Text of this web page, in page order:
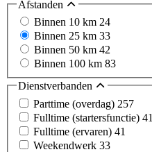
Afstanden
Binnen 10 km 24
Binnen 25 km 33
Binnen 50 km 42
Binnen 100 km 83
Dienstverbanden
Parttime (overdag) 257
Fulltime (startersfunctie) 41
Fulltime (ervaren) 41
Weekendwerk 33